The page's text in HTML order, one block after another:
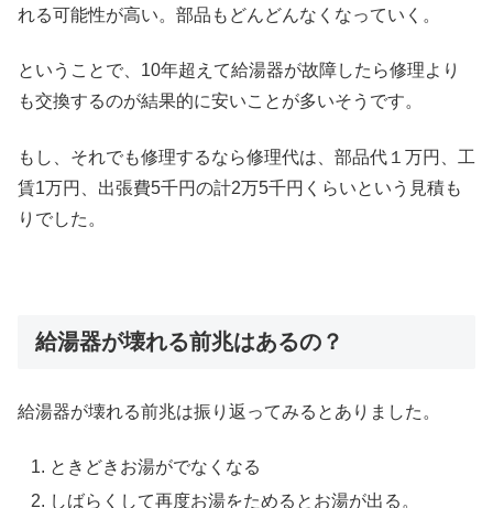
れる可能性が高い。部品もどんどんなくなっていく。
ということで、10年超えて給湯器が故障したら修理より
も交換するのが結果的に安いことが多いそうです。
もし、それでも修理するなら修理代は、部品代１万円、工
賃1万円、出張費5千円の計2万5千円くらいという見積も
りでした。
給湯器が壊れる前兆はあるの？
給湯器が壊れる前兆は振り返ってみるとありました。
ときどきお湯がでなくなる
しばらくして再度お湯をためるとお湯が出る。